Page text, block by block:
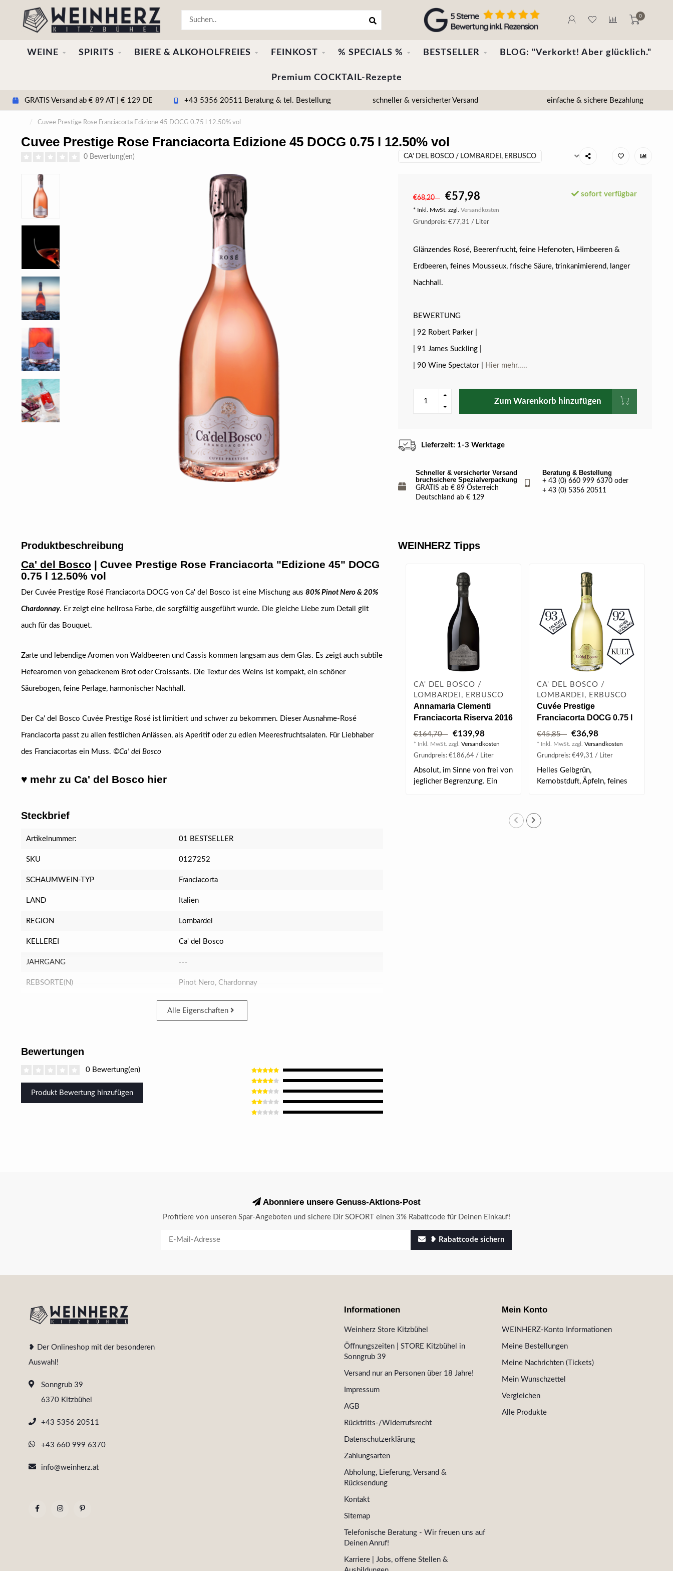
0
WEINE SPIRITS BIERE & ALKOHOLFREIES FEINKOST % SPECIALS % BESTSELLER BLOG: "Verkorkt! Aber glücklich."
Premium COCKTAIL-Rezepte
GRATIS Versand ab € 89 AT | € 129 DE +43 5356 20511 Beratung & tel. Bestellung schneller & versicherter Versand einfache & sichere Bezahlung
/ Cuvee Prestige Rose Franciacorta Edizione 45 DOCG 0.75 l 12.50% vol
Cuvee Prestige Rose Franciacorta Edizione 45 DOCG 0.75 l 12.50% vol
0 Bewertung(en) CA' DEL BOSCO / LOMBARDEI, ERBUSCO
€68,20 €57,98
* Inkl. MwSt. zzgl. Versandkosten
sofort verfügbar
Grundpreis: €77,31 / Liter
Glänzendes Rosé, Beerenfrucht, feine Hefenoten, Himbeeren &
Erdbeeren, feines Mousseux, frische Säure, trinkanimierend, langer
Nachhall.
BEWERTUNG
| 92 Robert Parker |
| 91 James Suckling |
| 90 Wine Spectator | Hier mehr.....
Zum Warenkorb hinzufügen
Lieferzeit: 1-3 Werktage
Schneller & versicherter Versand
bruchsichere Spezialverpackung
GRATIS ab € 89 Österreich
Deutschland ab € 129
Beratung & Bestellung
+ 43 (0) 660 999 6370 oder
+ 43 (0) 5356 20511
Produktbeschreibung
Ca' del Bosco | Cuvee Prestige Rose Franciacorta "Edizione 45" DOCG
0.75 l 12.50% vol
Der Cuvée Prestige Rosé Franciacorta DOCG von Ca' del Bosco ist eine Mischung aus 80% Pinot Nero & 20%
Chardonnay. Er zeigt eine hellrosa Farbe, die sorgfältig ausgeführt wurde. Die gleiche Liebe zum Detail gilt
auch für das Bouquet.
Zarte und lebendige Aromen von Waldbeeren und Cassis kommen langsam aus dem Glas. Es zeigt auch subtile
Hefearomen von gebackenem Brot oder Croissants. Die Textur des Weins ist kompakt, ein schöner
Säurebogen, feine Perlage, harmonischer Nachhall.
Der Ca' del Bosco Cuvée Prestige Rosé ist limitiert und schwer zu bekommen. Dieser Ausnahme-Rosé
Franciacorta passt zu allen festlichen Anlässen, als Aperitif oder zu edlen Meeresfruchtsalaten. Für Liebhaber
des Franciacortas ein Muss. ©Ca' del Bosco
♥ mehr zu Ca' del Bosco hier
Steckbrief
Artikelnummer: 01 BESTSELLER
SKU 0127252
SCHAUMWEIN-TYP Franciacorta
LAND Italien
REGION Lombardei
KELLEREI Ca' del Bosco
JAHRGANG ---
REBSORTE(N) Pinot Nero, Chardonnay
Alle Eigenschaften
Bewertungen
0 Bewertung(en)
Produkt Bewertung hinzufügen
WEINHERZ Tipps
CA' DEL BOSCO /
LOMBARDEI, ERBUSCO
Annamaria Clementi
Franciacorta Riserva 2016
0.75 l
€164,70 €139,98
* Inkl. MwSt. zzgl. Versandkosten
Grundpreis: €186,64 / Liter
Absolut, im Sinne von frei von
jeglicher Begrenzung. Ein
CA' DEL BOSCO /
LOMBARDEI, ERBUSCO
Cuvée Prestige
Franciacorta DOCG 0.75 l
€45,85 €36,98
* Inkl. MwSt. zzgl. Versandkosten
Grundpreis: €49,31 / Liter
Helles Gelbgrün,
Kernobstduft, Äpfeln, feines
Abonniere unsere Genuss-Aktions-Post
Profitiere von unseren Spar-Angeboten und sichere Dir SOFORT einen 3% Rabattcode für Deinen Einkauf!
❥ Rabattcode sichern
❥ Der Onlineshop mit der besonderen
Auswahl!
Sonngrub 39
6370 Kitzbühel
+43 5356 20511
+43 660 999 6370
info@weinherz.at
Informationen
Weinherz Store Kitzbühel
Öffnungszeiten | STORE Kitzbühel in
Sonngrub 39
Versand nur an Personen über 18 Jahre!
Impressum
AGB
Rücktritts-/Widerrufsrecht
Datenschutzerklärung
Zahlungsarten
Abholung, Lieferung, Versand &
Rücksendung
Kontakt
Sitemap
Telefonische Beratung - Wir freuen uns auf
Deinen Anruf!
Karriere | Jobs, offene Stellen &
Mein Konto
WEINHERZ-Konto Informationen
Meine Bestellungen
Meine Nachrichten (Tickets)
Mein Wunschzettel
Vergleichen
Alle Produkte